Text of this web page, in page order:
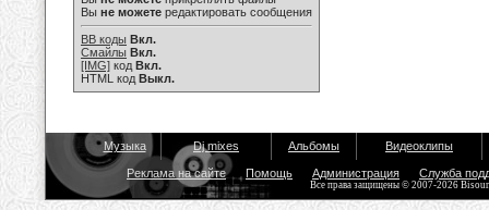
Вы не можете редактировать сообщения
BB коды Вкл.
Смайлы Вкл.
[IMG] код Вкл.
HTML код Выкл.
Музыка Dj mixes Альбомы Видеоклипы
Реклама на сайте Помощь Администрация Служба
Все права защищены © 2007-2026